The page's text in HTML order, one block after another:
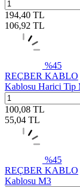
194,40 TL
106,92 TL
%45
REÇBER KABLO
Kablosu Harici Tip
100,08 TL
55,04 TL
%45
REÇBER KABLO
Kablosu M3